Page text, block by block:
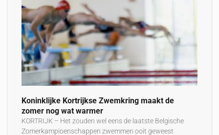
Koninklijke Kortrijkse Zwemkring maakt de
zomer nog wat warmer
KORTRIJK – Het zouden wel eens de laatste Belgische
Zomerkampioenschappen zwemmen ooit geweest